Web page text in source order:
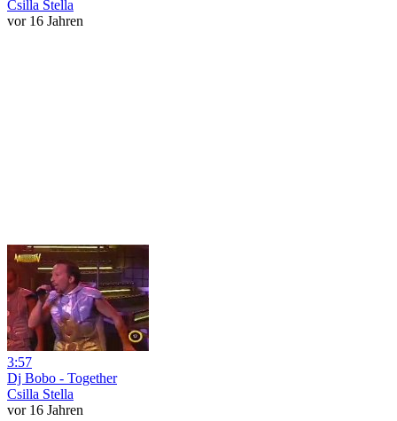
Csilla Stella
vor 16 Jahren
3:57
Dj Bobo - Together
Csilla Stella
vor 16 Jahren